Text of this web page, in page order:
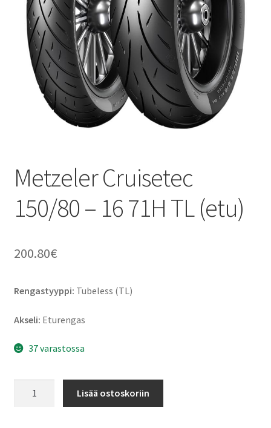
Metzeler Cruisetec
150/80 – 16 71H TL (etu)
200.80€
Rengastyyppi: Tubeless (TL)
Akseli: Eturengas
37 varastossa
Lisää ostoskoriin